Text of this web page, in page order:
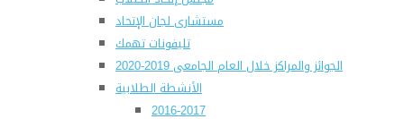
مستشارى لجان الإتحاد
تليفونات تهمك
الجوائز والمراكز خلال العام الجامعى 2019-2020
الأنشطة الطلابية
2016-2017